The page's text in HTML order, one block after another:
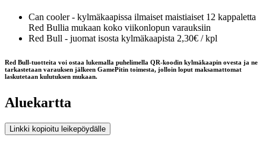
Can cooler - kylmäkaapissa ilmaiset maistiaiset 12 kappaletta
Red Bullia mukaan koko viikonlopun varauksiin
Red Bull - juomat isosta kylmäkaapista 2,30€ / kpl
Red Bull-tuotteita voi ostaa lukemalla puhelimella QR-koodin kylmäkaapin ovesta ja ne
tarkastetaan varauksen jälkeen GamePitin toimesta, jolloin loput maksamattomat
laskutetaan kulutuksen mukaan.
Aluekartta
Linkki kopioitu leikepöydälle